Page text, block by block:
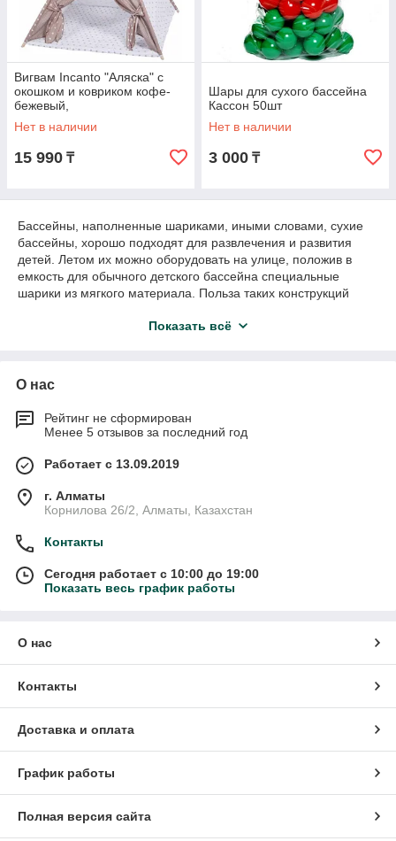
Вигвам Incanto "Аляска" с
окошком и ковриком кофе-
бежевый,
Нет в наличии
15 990 ₸
Шары для сухого бассейна
Кассон 50шт
Нет в наличии
3 000 ₸
Бассейны, наполненные шариками, иными словами, сухие
бассейны , хорошо подходят для развлечения и развития
детей. Летом их можно оборудовать на улице, положив в
емкость для обычного детского бассейна специальные
шарики из мягкого материала. Польза таких конструкций
отдыха позволяют улучшить сердечно-сосудистую
улучшают опорно-двигательный аппарат. Рекомендовать
такие бассейны можно всем, но в особенности их следует
рассмотреть, если у ваших детей нарушения осанки,
проблемы с позвоночником, остеохондроз, недуги нервной
возрасте, они подходят даже самым маленьким.
Показать всё
О нас
Рейтинг не сформирован
Менее 5 отзывов за последний год
Работает с 13.09.2019
г. Алматы
Корнилова 26/2, Алматы, Казахстан
Контакты
Сегодня работает с 10:00 до 19:00
Показать весь график работы
О нас
Контакты
Доставка и оплата
График работы
Полная версия сайта